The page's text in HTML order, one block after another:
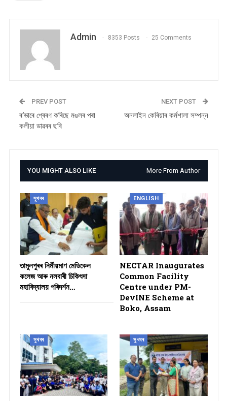
Admin 8353 Posts 25 Comments
PREV POST
ৰ’ভাৰে প্ৰেৰণ কৰিছে মঙলৰ পৰা
কলীয়া ডাৱৰৰ ছবি
NEXT POST
অনলাইন কেৰিয়াৰ কৰ্মশালা সম্পন্ন
YOU MIGHT ALSO LIKE More From Author
সুখবৰ
তামুলপুৰৰ নিৰ্মীয়মাণ মেডিকেল
কলেজ আৰু নলবাৰী চিকিৎসা
মহাবিদ্যালয় পৰিদৰ্শন…
ENGLISH
NECTAR Inaugurates
Common Facility
Centre under PM-
DevINE Scheme at
Boko, Assam
সুখবৰ সুখবৰ